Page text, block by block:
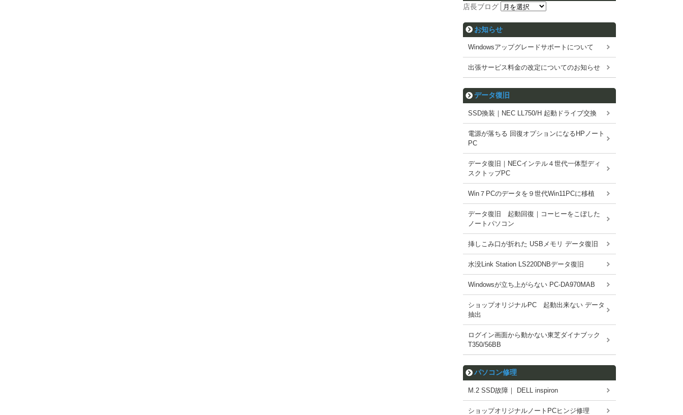
店長ブログ
お知らせ
Windowsアップグレードサポートについて
出張サービス料金の改定についてのお知らせ
データ復旧
SSD換装｜NEC LL750/H 起動ドライブ交換
電源が落ちる 回復オプションになるHPノート
PC
データ復旧｜NECインテル４世代一体型ディ
スクトップPC
Win７PCのデータを９世代Win11PCに移植
データ復旧 起動回復｜コーヒーをこぼした
ノートパソコン
挿しこみ口が折れた USBメモリ データ復旧
水没Link Station LS220DNBデータ復旧
Windowsが立ち上がらない PC-DA970MAB
ショップオリジナルPC 起動出来ない データ
抽出
ログイン画面から動かない東芝ダイナブック
T350/56BB
パソコン修理
M.2 SSD故障｜ DELL inspiron
ショップオリジナルノートPCヒンジ修理